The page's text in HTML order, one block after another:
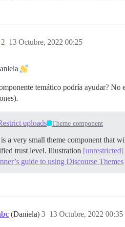
13 Octubre, 2022 00:25
2
temático podría ayudar? No
uploads Theme component
a very small theme component that
trust level. Illustration [unrestricted]
guide to using Discourse Themes
(Daniela) 13 Octubre, 2022 00:35
3